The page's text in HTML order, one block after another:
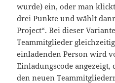
wurde) ein, oder man
drei Punkte und wählt
Project“. Bei dieser
Teammitglieder
einladenden Person wird
Einladungscode
den neuen